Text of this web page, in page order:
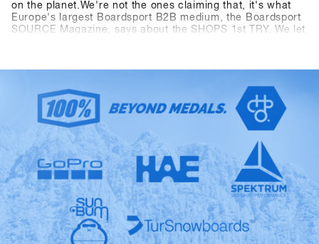
on the planet.We're not the ones claiming that, it's what
Europe's largest Boardsport B2B medium, the Boardsport
SOURCE Magazine, says about the SHOPS 1st TRY. We let
during the three-day event. Last but not least, the
dimensions of the outdoor area measuring 2400 square
meters and the indoor area measuring 1548 square meters
have as well outperformed all "Pre-Corona" figures. The
SFT is back, bigger, better and stronger than ever before,
now known as "Clearly the biggest snowboard-business
get together anywhere on the planet.